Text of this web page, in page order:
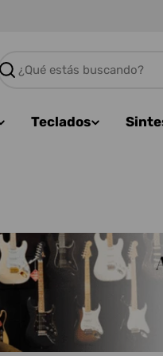
Buscar
Teclados